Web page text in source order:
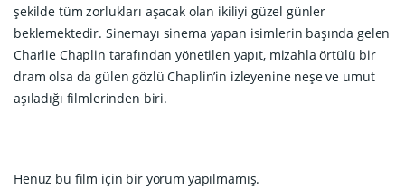
şekilde tüm zorlukları aşacak olan ikiliyi güzel günler
beklemektedir. Sinemayı sinema yapan isimlerin başında gelen
Charlie Chaplin tarafından yönetilen yapıt, mizahla örtülü bir
dram olsa da gülen gözlü Chaplin’in izleyenine neşe ve umut
aşıladığı filmlerinden biri.
Henüz bu film için bir yorum yapılmamış.